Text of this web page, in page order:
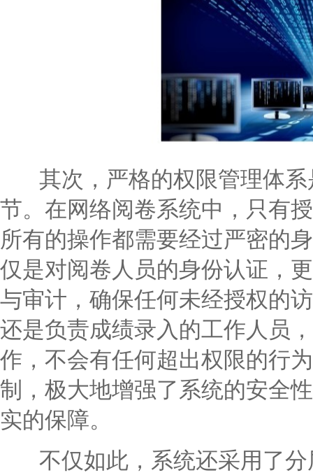
其次，严格的权限管理体系
节。在网络阅卷系统中，只有
所有的操作都需要经过严密的
仅是对阅卷人员的身份认证，
与审计，确保任何未经授权的
还是负责成绩录入的工作人员
作，不会有任何超出权限的行
制，极大地增强了系统的安全
实的保障。
不仅如此，系统还采用了分